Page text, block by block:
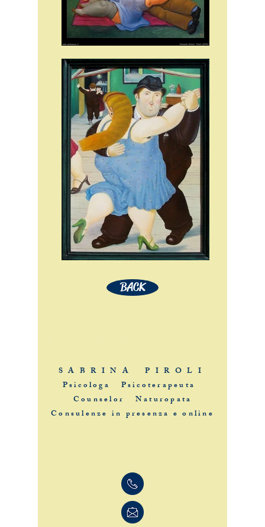
BACK
S A B R I N A P I R O L I
Psicologa Psicoterapeuta
Counselor Naturopata
Consulenze in presenza e online